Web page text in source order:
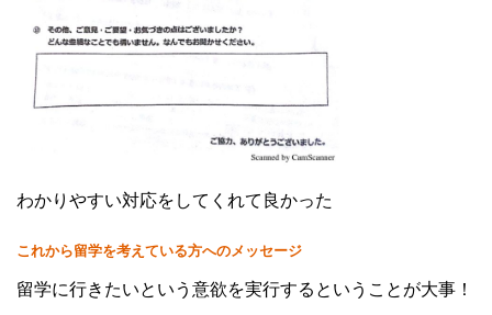
わかりやすい対応をしてくれて良かった
これから留学を考えている方へのメッセージ
留学に行きたいという意欲を実行するということが大事！